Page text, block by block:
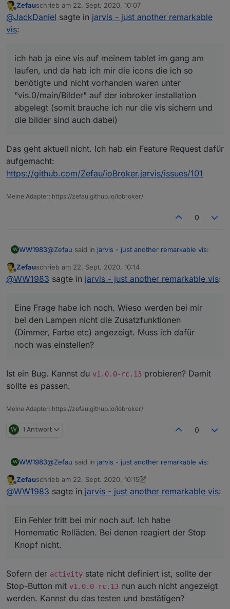
@JackDanielsagte injarvis - just another
verwenden?
Nein. Was wären "lokale" icons?
benötigte und nicht vorhanden waren unter
"vis.0/main/Bilder" auf der iobroker installation
abgelegt (somit brauche ich nur die vis sichern und
die bilder sind auch dabei)
Offline
Zefauschrieb am 22. Sept. 2020, 10:07
zuletzt editiert von
@JackDaniel sagte in jarvis - just another remarkable
vis:
ich hab ja eine vis auf meinem tablet im gang am
laufen, und da hab ich mir die icons die ich so
benötigte und nicht vorhanden waren unter
"vis.0/main/Bilder" auf der iobroker installation
abgelegt (somit brauche ich nur die vis sichern und
die bilder sind auch dabei)
Das geht aktuell nicht. Ich hab ein Feature Request dafür
aufgemacht:
https://github.com/Zefau/ioBroker.jarvis/issues/101
Meine Adapter: https://zefau.github.io/iobroker/
0
W WW1983@Zefau said in jarvis - just another remarkable vis:
@WW1983sagte injarvis - just another
Das ist die hmip-broll Version
Du musst im alias denWORKING
(undSTOP , was du aber ja hast), dann mappt
fehlt).
Die Dokumentation dazu ist noch unvollständig,
https://github.com/Zefau/ioBroker.jarvis/wiki/de
lediglich über den „Geräte“ Adapter angelegt. Aber
werde mich mal mit beschäftigen. Danke für den
Hinweis.
Eine Frage habe ich noch. Wieso werden bei mir bei
den Lampen nicht die Zusatzfunktionen (Dimmer,
Farbe etc) angezeigt. Muss ich dafür noch was
einstellen?
Offline
Zefauschrieb am 22. Sept. 2020, 10:14
zuletzt editiert von
@WW1983 sagte in jarvis - just another remarkable vis:
Eine Frage habe ich noch. Wieso werden bei mir
bei den Lampen nicht die Zusatzfunktionen
(Dimmer, Farbe etc) angezeigt. Muss ich dafür
noch was einstellen?
Ist ein Bug. Kannst du v1.0.0-rc.13 probieren? Damit
sollte es passen.
Meine Adapter: https://zefau.github.io/iobroker/
W 1 Antwort 0
W WW1983@Zefau said in jarvis - just another remarkable vis:
@WW1983sagte injarvis - just another
Gibt es derzeit eine Möglichkeit Text-
Eingabefelder zu erstellen? Ich habe
Luftfeuchtigkeit ein. Wenn die
überschritten wird, geht die Lüftung an.
Hier meine Lösung bei Lovelace:
Ein Fehler tritt bei mir noch auf. Ich habe Homematic
Rolläden. Bei denen reagiert der Stop Knopf nicht.
Offline
Zefauschrieb am 22. Sept. 2020, 10:15
zuletzt editiert von Zefau
@WW1983 sagte in jarvis - just another remarkable vis:
Ein Fehler tritt bei mir noch auf. Ich habe
Homematic Rolläden. Bei denen reagiert der Stop
Knopf nicht.
Sofern der activity state nicht definiert ist, sollte der
Stop-Button mit v1.0.0-rc.13 nun auch nicht angezeigt
werden. Kannst du das testen und bestätigen?